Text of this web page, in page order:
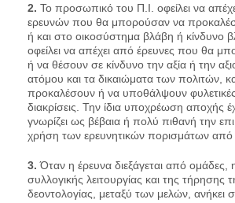
2. Το προσωπικό του Π.Ι. οφείλει να
ερευνών που θα μπορούσαν να
ή και στο οικοσύστημα βλάβη ή κίνδυνο
οφείλει να απέχει από έρευνες που θα
ή να θέσουν σε κίνδυνο την αξία ή την
ατόμου και τα δικαιώματα των πολιτών,
προκαλέσουν ή να υποθάλψουν φυλετικές
διακρίσεις. Την ίδια υποχρέωση αποχής
γνωρίζει ως βέβαια ή πολύ πιθανή την
χρήση των ερευνητικών πορισμάτων από
3. Όταν η έρευνα διεξάγεται από ομάδες,
συλλογικής λειτουργίας και της τήρησης
δεοντολογίας, μεταξύ των μελών, ανήκει